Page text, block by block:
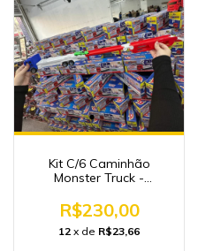
Kit C/6 Caminhão
Monster Truck -
(40cm)
R$230,00
12 x de R$23,66